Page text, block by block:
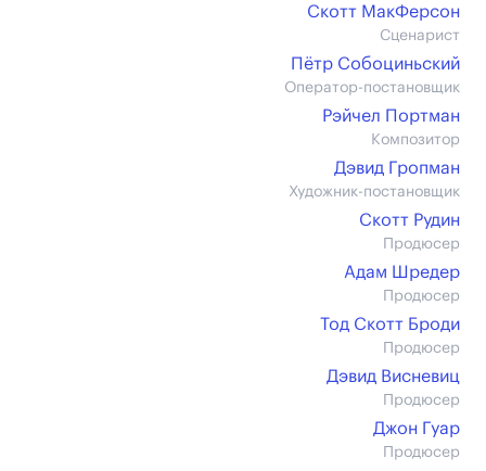
Скотт МакФерсон
Сценарист
Пётр Собоциньский
Оператор-постановщик
Рэйчел Портман
Композитор
Дэвид Гропман
Художник-постановщик
Скотт Рудин
Продюсер
Адам Шредер
Продюсер
Тод Скотт Броди
Продюсер
Дэвид Висневиц
Продюсер
Джон Гуар
Продюсер